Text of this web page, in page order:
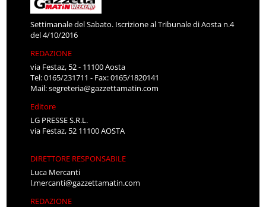
Settimanale del Sabato. Iscrizione al Tribunale di Aosta n.4
del 4/10/2016
REDAZIONE
via Festaz, 52 - 11100 Aosta
Tel: 0165/231711 - Fax: 0165/1820141
Mail:segreteria@gazzettamatin.com
Editore
LG PRESSE S.R.L.
via Festaz, 52 11100 AOSTA
DIRETTORE RESPONSABILE
Luca Mercanti
l.mercanti@gazzettamatin.com
REDAZIONE